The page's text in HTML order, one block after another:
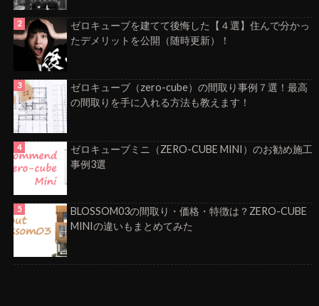
ゼロキューブを建てて後悔した【４選】住んで分かっ
たデメリットを公開（随時更新）！
ゼロキューブ（zero-cube）の間取り事例７選！最高
の間取りを手に入れる方法も教えます！
ゼロキューブミニ（ZERO-CUBE MINI）のお勧め施工
事例3選
BLOSSOM03の間取り・価格・特徴は？ZERO-CUBE
MINIの違いもまとめてみた